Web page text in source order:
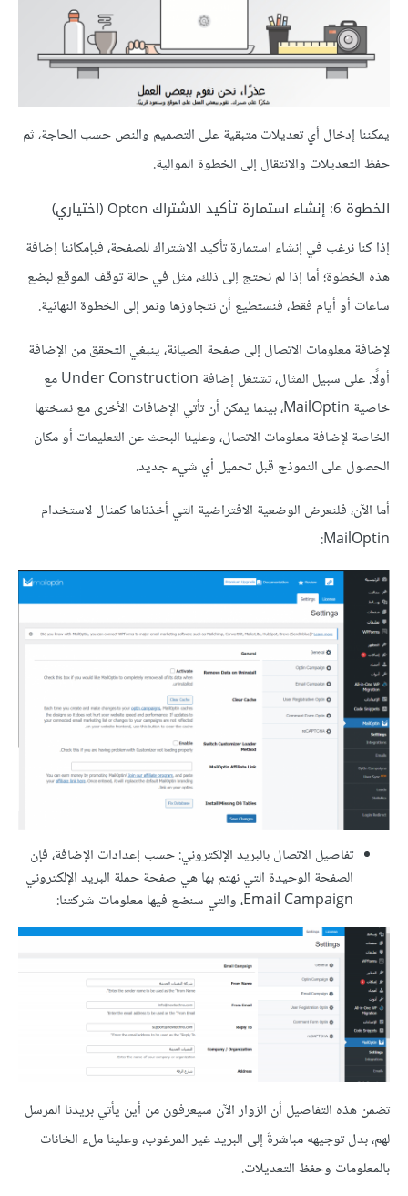
يمكننا إدخال أي تعديلات متبقية على التصميم والنص حسب الحاجة، ثم
حفظ التعديلات والانتقال إلى الخطوة الموالية.
الخطوة 6: إنشاء استمارة تأكيد الاشتراك Opton (اختياري)
إذا كنا نرغب في إنشاء استمارة تأكيد الاشتراك للصفحة، فبإمكاننا إضافة
هذه الخطوة؛ أما إذا لم نحتج إلى ذلك، مثل في حالة توقف الموقع لبضع
ساعات أو أيام فقط، فنستطيع أن نتجاوزها ونمر إلى الخطوة النهائية.
لإضافة معلومات الاتصال إلى صفحة الصيانة، ينبغي التحقق من الإضافة
أولًا. على سبيل المثال، تشتغل إضافة Under Construction مع
خاصية MailOptin، بينما يمكن أن تأتي الإضافات الأخرى مع نسختها
الخاصة لإضافة معلومات الاتصال، وعلينا البحث عن التعليمات أو مكان
الحصول على النموذج قبل تحميل أي شيء جديد.
أما الآن، فلنعرض الوضعية الافتراضية التي أخذناها كمثال لاستخدام
MailOptin:
تفاصيل الاتصال بالبريد الإلكتروني: حسب إعدادات الإضافة، فإن
الصفحة الوحيدة التي نهتم بها هي صفحة حملة البريد الإلكتروني
Email Campaign، والتي سنضع فيها معلومات شركتنا:
تضمن هذه التفاصيل أن الزوار الآن سيعرفون من أين يأتي بريدنا المرسل
لهم، بدل توجيهه مباشرةَ إلى البريد غير المرغوب، وعلينا ملء الخانات
بالمعلومات وحفظ التعديلات.